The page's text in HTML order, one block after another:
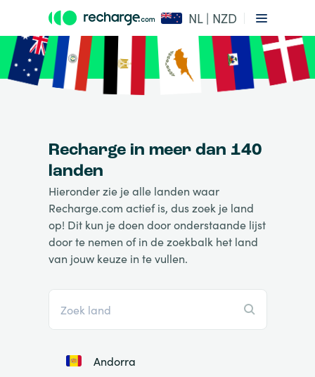
NL | NZD
Recharge in meer dan 140
landen
Hieronder zie je alle landen waar
Recharge.com actief is, dus zoek je land
op! Dit kun je doen door onderstaande lijst
door te nemen of in de zoekbalk het land
van jouw keuze in te vullen.
Andorra